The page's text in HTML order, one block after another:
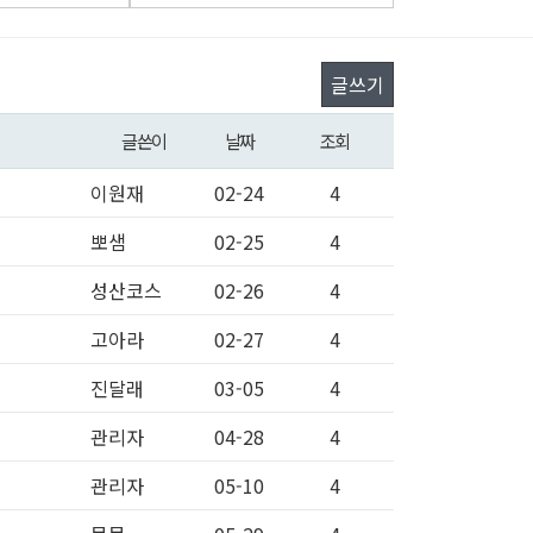
글쓰기
글쓴이 날짜 조회
이원재 02-24
4
뽀샘 02-25
4
성산코스 02-26
4
고아라 02-27
4
진달래 03-05
4
관리자 04-28
4
관리자 05-10
4